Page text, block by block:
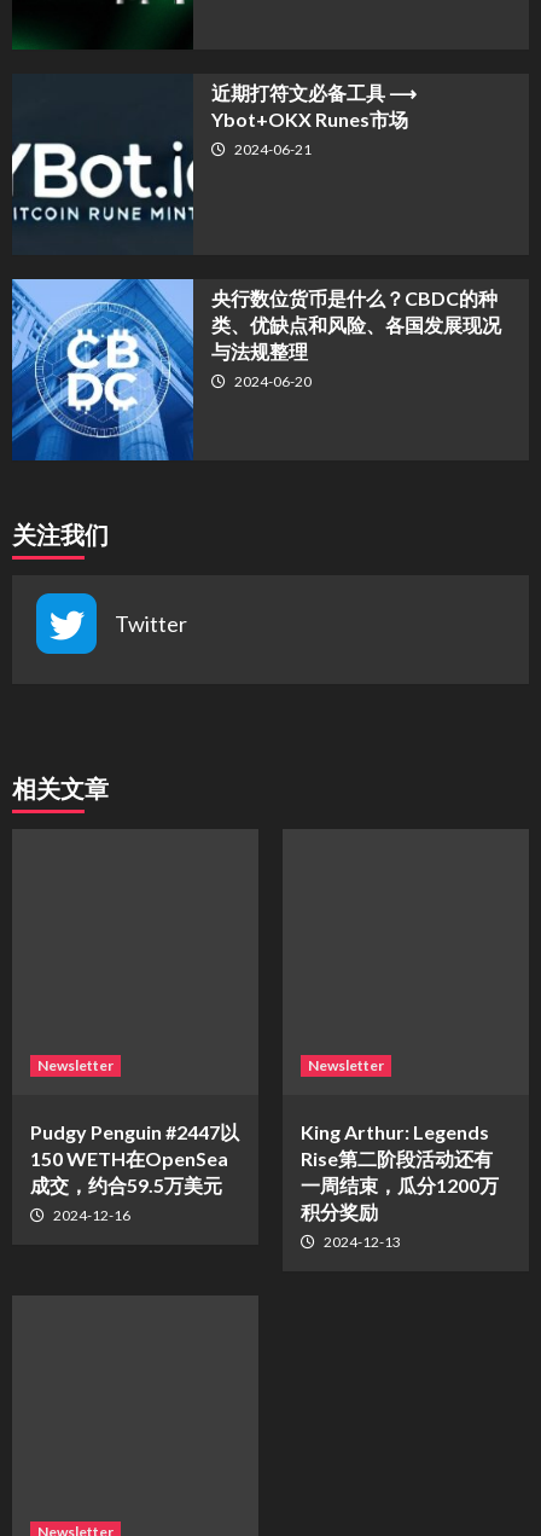
近期打符文必备工具 ⟶
Ybot+OKX Runes市场
2024-06-21
央行数位货币是什么？CBDC的种
类、优缺点和风险、各国发展现况
与法规整理
2024-06-20
关注我们
Twitter
相关文章
Newsletter
Pudgy Penguin #2447以
150 WETH在OpenSea
成交，约合59.5万美元
2024-12-16
Newsletter
King Arthur: Legends
Rise第二阶段活动还有
一周结束，瓜分1200万
积分奖励
2024-12-13
Newsletter